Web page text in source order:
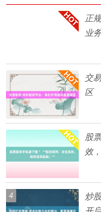
正
业
交
区
股票配
效
4
炒